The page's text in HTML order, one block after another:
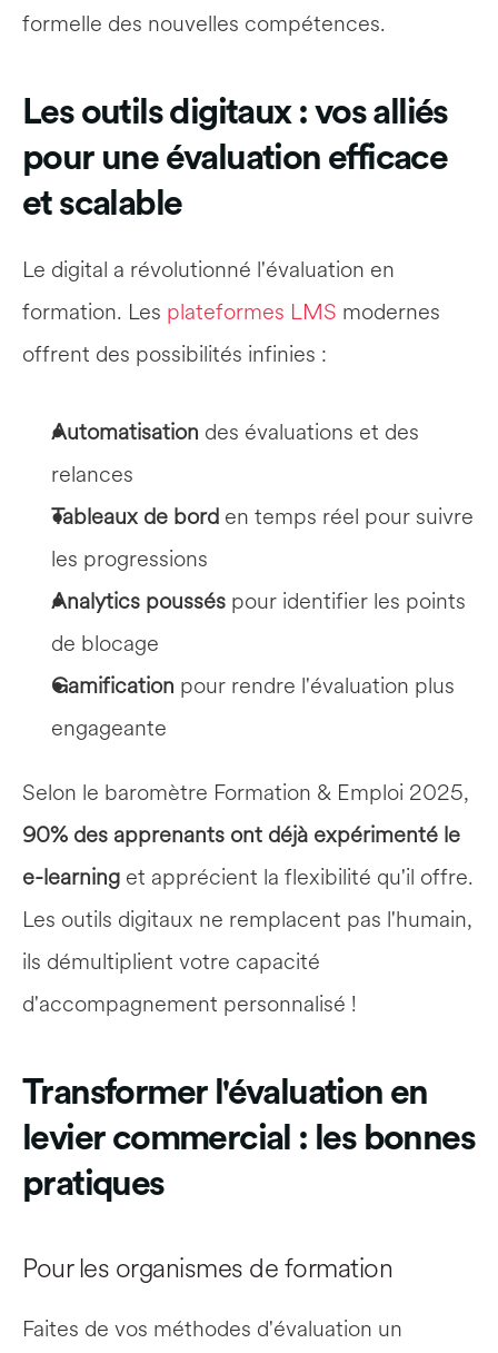
formelle des nouvelles compétences.
Les outils digitaux : vos alliés
pour une évaluation efficace
et scalable
Le digital a révolutionné l'évaluation en
formation. Les plateformes LMS modernes
offrent des possibilités infinies :
Automatisation des évaluations et des
relances
Tableaux de bord en temps réel pour suivre
les progressions
Analytics poussés pour identifier les points
de blocage
Gamification pour rendre l'évaluation plus
engageante
90% des apprenants ont déjà expérimenté le
e-learning et apprécient la flexibilité qu'il offre.
Les outils digitaux ne remplacent pas l'humain,
ils démultiplient votre capacité
d'accompagnement personnalisé !
Transformer l'évaluation en
levier commercial : les bonnes
pratiques
Pour les organismes de formation
Faites de vos méthodes d'évaluation un